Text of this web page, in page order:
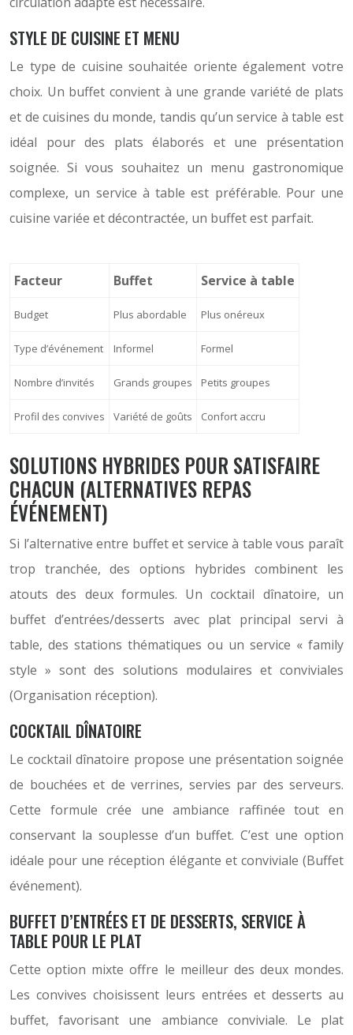
STYLE DE CUISINE ET MENU
Le type de cuisine souhaitée oriente également votre
choix. Un buffet convient à une grande variété de plats
et de cuisines du monde, tandis qu’un service à table est
idéal pour des plats élaborés et une présentation
soignée. Si vous souhaitez un menu gastronomique
complexe, un service à table est préférable. Pour une
cuisine variée et décontractée, un buffet est parfait.
Facteur Buffet Service à table
Budget Plus abordable Plus onéreux
Type d’événement Informel Formel
Nombre d’invités Grands groupes Petits groupes
Profil des convives Variété de goûts Confort accru
SOLUTIONS HYBRIDES POUR SATISFAIRE
CHACUN (ALTERNATIVES REPAS
ÉVÉNEMENT)
Si l’alternative entre buffet et service à table vous paraît
trop tranchée, des options hybrides combinent les
atouts des deux formules. Un cocktail dînatoire, un
buffet d’entrées/desserts avec plat principal servi à
table, des stations thématiques ou un service « family
style » sont des solutions modulaires et conviviales
(Organisation réception).
COCKTAIL DÎNATOIRE
Le cocktail dînatoire propose une présentation soignée
de bouchées et de verrines, servies par des serveurs.
Cette formule crée une ambiance raffinée tout en
conservant la souplesse d’un buffet. C’est une option
idéale pour une réception élégante et conviviale (Buffet
événement).
BUFFET D’ENTRÉES ET DE DESSERTS, SERVICE À
TABLE POUR LE PLAT
Cette option mixte offre le meilleur des deux mondes.
Les convives choisissent leurs entrées et desserts au
buffet, favorisant une ambiance conviviale. Le plat